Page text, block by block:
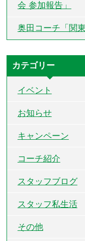
会 参加報告」
奥田コーチ「関
カテゴリー
イベント
お知らせ
キャンペーン
コーチ紹介
スタッフブログ
スタッフ私生活
その他